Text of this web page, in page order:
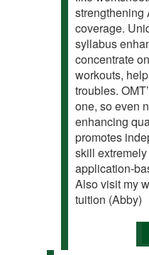
strengthening
coverage.
syllabus
concentrate
workouts,
troubles.
one, so even
enhancing
promotes
skill extremely
application-
Αlso visit my
tuition (Abby)